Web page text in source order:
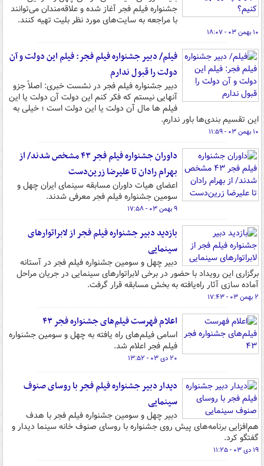
جشنواره فیلم فجر آغاز شده و علاقه‌مندان می‌توانند
با مراجعه به سایت‌های مورد نظر بلیت تهیه کنند.
۱۰ بهمن ۰۳ - ۱۸:۰۷
فیلم/ دبیر جشنواره فیلم فجر: فیلم این دولت و آن
دولت را قبول ندارم
دبیر جشنواره فیلم فجر در نشست خبری: اصلاً جزو
آنهایی نیستم که فکر کنم این دولت آن دولت یا این
فیلم ها مال آن دولت یا این دولت است ؛ خیلی به
این تقسیم بندی‌ها باور ندارم.
۱۰ بهمن ۰۳ - ۱۱:۵۹
داوران جشنواره فیلم فجر ۴۳ مشخص شدند/ از
بهرام رادان تا علیرضا زرین‌دست
اعضای هیات داوران مسابقه سینمای ایران چهل و
سومین جشنواره فیلم فجر معرفی شدند.
۹ بهمن ۰۳ - ۱۷:۵۸
بازدید دبیر جشنواره فیلم فجر از لابراتوارهای
سینمایی
دبیر چهل و سومین جشنواره فیلم فجر در آستانه
برگزاری این رویداد با حضور در برخی لابراتوارهای سینمایی در جریان مراحل
آماده سازی آثار راه‌یافته به بخش مسابقه قرار گرفت.
۲ بهمن ۰۳ - ۱۷:۴۳
اعلام فهرست فیلم‌های جشنواره فجر ۴۳
اسامی فیلم‌های راه یافته به چهل و سومین جشنواره
فیلم فجر اعلام شد.
۲۰ دی ۰۳ - ۱۳:۵۲
دیدار دبیر جشنواره فیلم فجر با روسای صنوف
سینمایی
دبیر چهل و سومین جشنواره فیلم فجر با هدف
هم‌افزایی برنامه‌های پیش روی جشنواره با روسای صنوف خانه سینما دیدار و
گفتگو کرد.
۱۹ دی ۰۳ - ۱۱:۲۵